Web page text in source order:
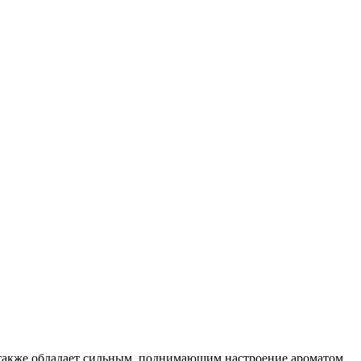
обладает сильным, поднимающим настроение ароматом.